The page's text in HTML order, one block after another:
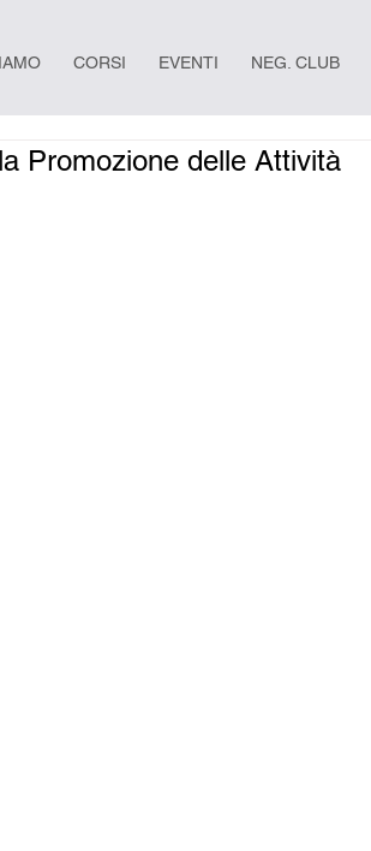
CORSI EVENTI NEG. CLUB
Promozione delle Attività